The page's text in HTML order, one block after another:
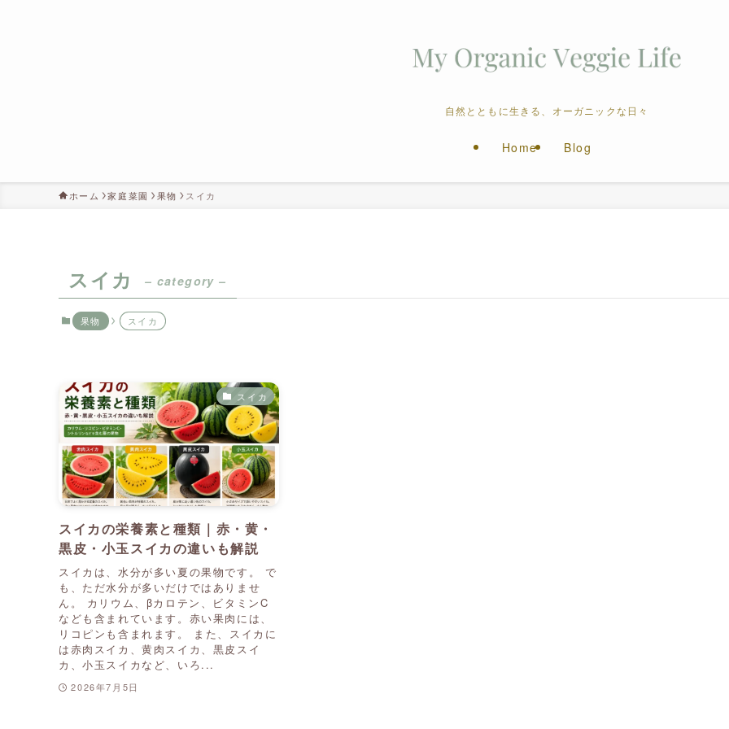
自然とともに生きる、オーガニックな日々
Home Blog
ホーム 家庭菜園 果物 スイカ
スイカ – category –
果物 スイカ
スイカ
スイカの栄養素と種類｜赤・黄・
黒皮・小玉スイカの違いも解説
スイカは、水分が多い夏の果物です。 で
も、ただ水分が多いだけではありませ
ん。 カリウム、βカロテン、ビタミンC
なども含まれています。赤い果肉には、
リコピンも含まれます。 また、スイカに
は赤肉スイカ、黄肉スイカ、黒皮スイ
カ、小玉スイカなど、いろ...
2026年7月5日